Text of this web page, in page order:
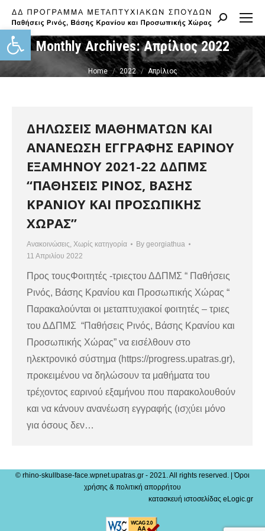
Ανοίξτε τη γραμμή εργαλείων
Search:
Monthly Archives:Απρίλιος 2022
You are here:
Home 2022 Απρίλιος
ΔΗΛΩΣΕΙΣ ΜΑΘΗΜΑΤΩΝ ΚΑΙ
ΑΝΑΝΕΩΣΗ ΕΓΓΡΑΦΗΣ ΕΑΡΙΝΟΥ
ΕΞΑΜΗΝΟΥ 2021-22 ΔΔΠΜΣ
“ΠΑΘΗΣΕΙΣ ΡΙΝΟΣ, ΒΑΣΗΣ
ΚΡΑΝΙΟΥ ΚΑΙ ΠΡΟΣΩΠΙΚΗΣ
ΧΩΡΑΣ”
Ανακοινώσεις, Χωρίς κατηγορία By georgiathua
11 Απριλίου 2022
Προς τουςΦοιτητές -τριεςτου ΔΔΠΜΣ “ Παθήσεις
Ρινός, Βάσης Κρανίου και Προσωπικής Χώρας “
Παρακαλούνται οι μεταπτυχιακοί φοιτητές – τριες
του ΔΔΠΜΣ “Παθήσεις Ρινός, Βάσης Κρανίου και
Προσωπικής Χώρας” να εισέλθουν στο
ηλεκτρονικό σύστημα (https://progress.upatras.gr),
προκειμένου να δηλώσουν τα μαθήματα του
τρέχοντος εαρινού εξαμήνου που παρακολουθούν
και να κάνουν ανανέωση εγγραφής (ισχύει μόνο
για όσους δεν…
© rhino-skullbase-face.wpnet.upatras.gr - 2021. All rights reserved. |Όροι
χρήσης & πολιτική απορρήτου
κατασκευή ιστοσελίδας eLogic.gr